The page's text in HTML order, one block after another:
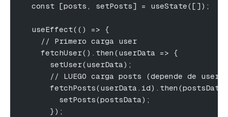
  const [posts, setPosts] = useState([]);
  useEffect(() => {
    // Primero carga user
    fetchUser().then(userData => {
      setUser(userData);
      // LUEGO carga posts (depende de user)
fetchPosts(userData.id).then(postsData
        setPosts(postsData);
      });